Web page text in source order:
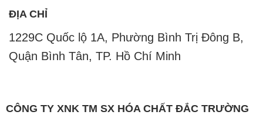
ĐỊA CHỈ
1229C Quốc lộ 1A, Phường Bình Trị Đông B,
Quận Bình Tân, TP. Hồ Chí Minh
CÔNG TY XNK TM SX HÓA CHẤT ĐẮC TRƯỜNG